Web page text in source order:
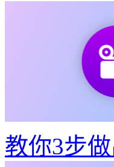
教你3步